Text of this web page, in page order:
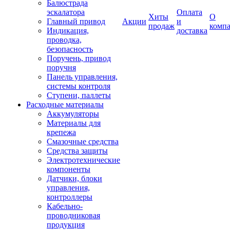
Балюстрада
эскалатора
Главный привод
Индикация,
проводка,
безопасность
Поручень, привод
поручня
Панель управления,
системы контроля
Ступени, паллеты
Расходные материалы
Аккумуляторы
Материалы для
крепежа
Смазочные средства
Средства защиты
Электротехнические
компоненты
Датчики, блоки
управления,
контроллеры
Кабельно-
проводниковая
продукция
Акции
Хиты
продаж
Оплата
и
доставка
О